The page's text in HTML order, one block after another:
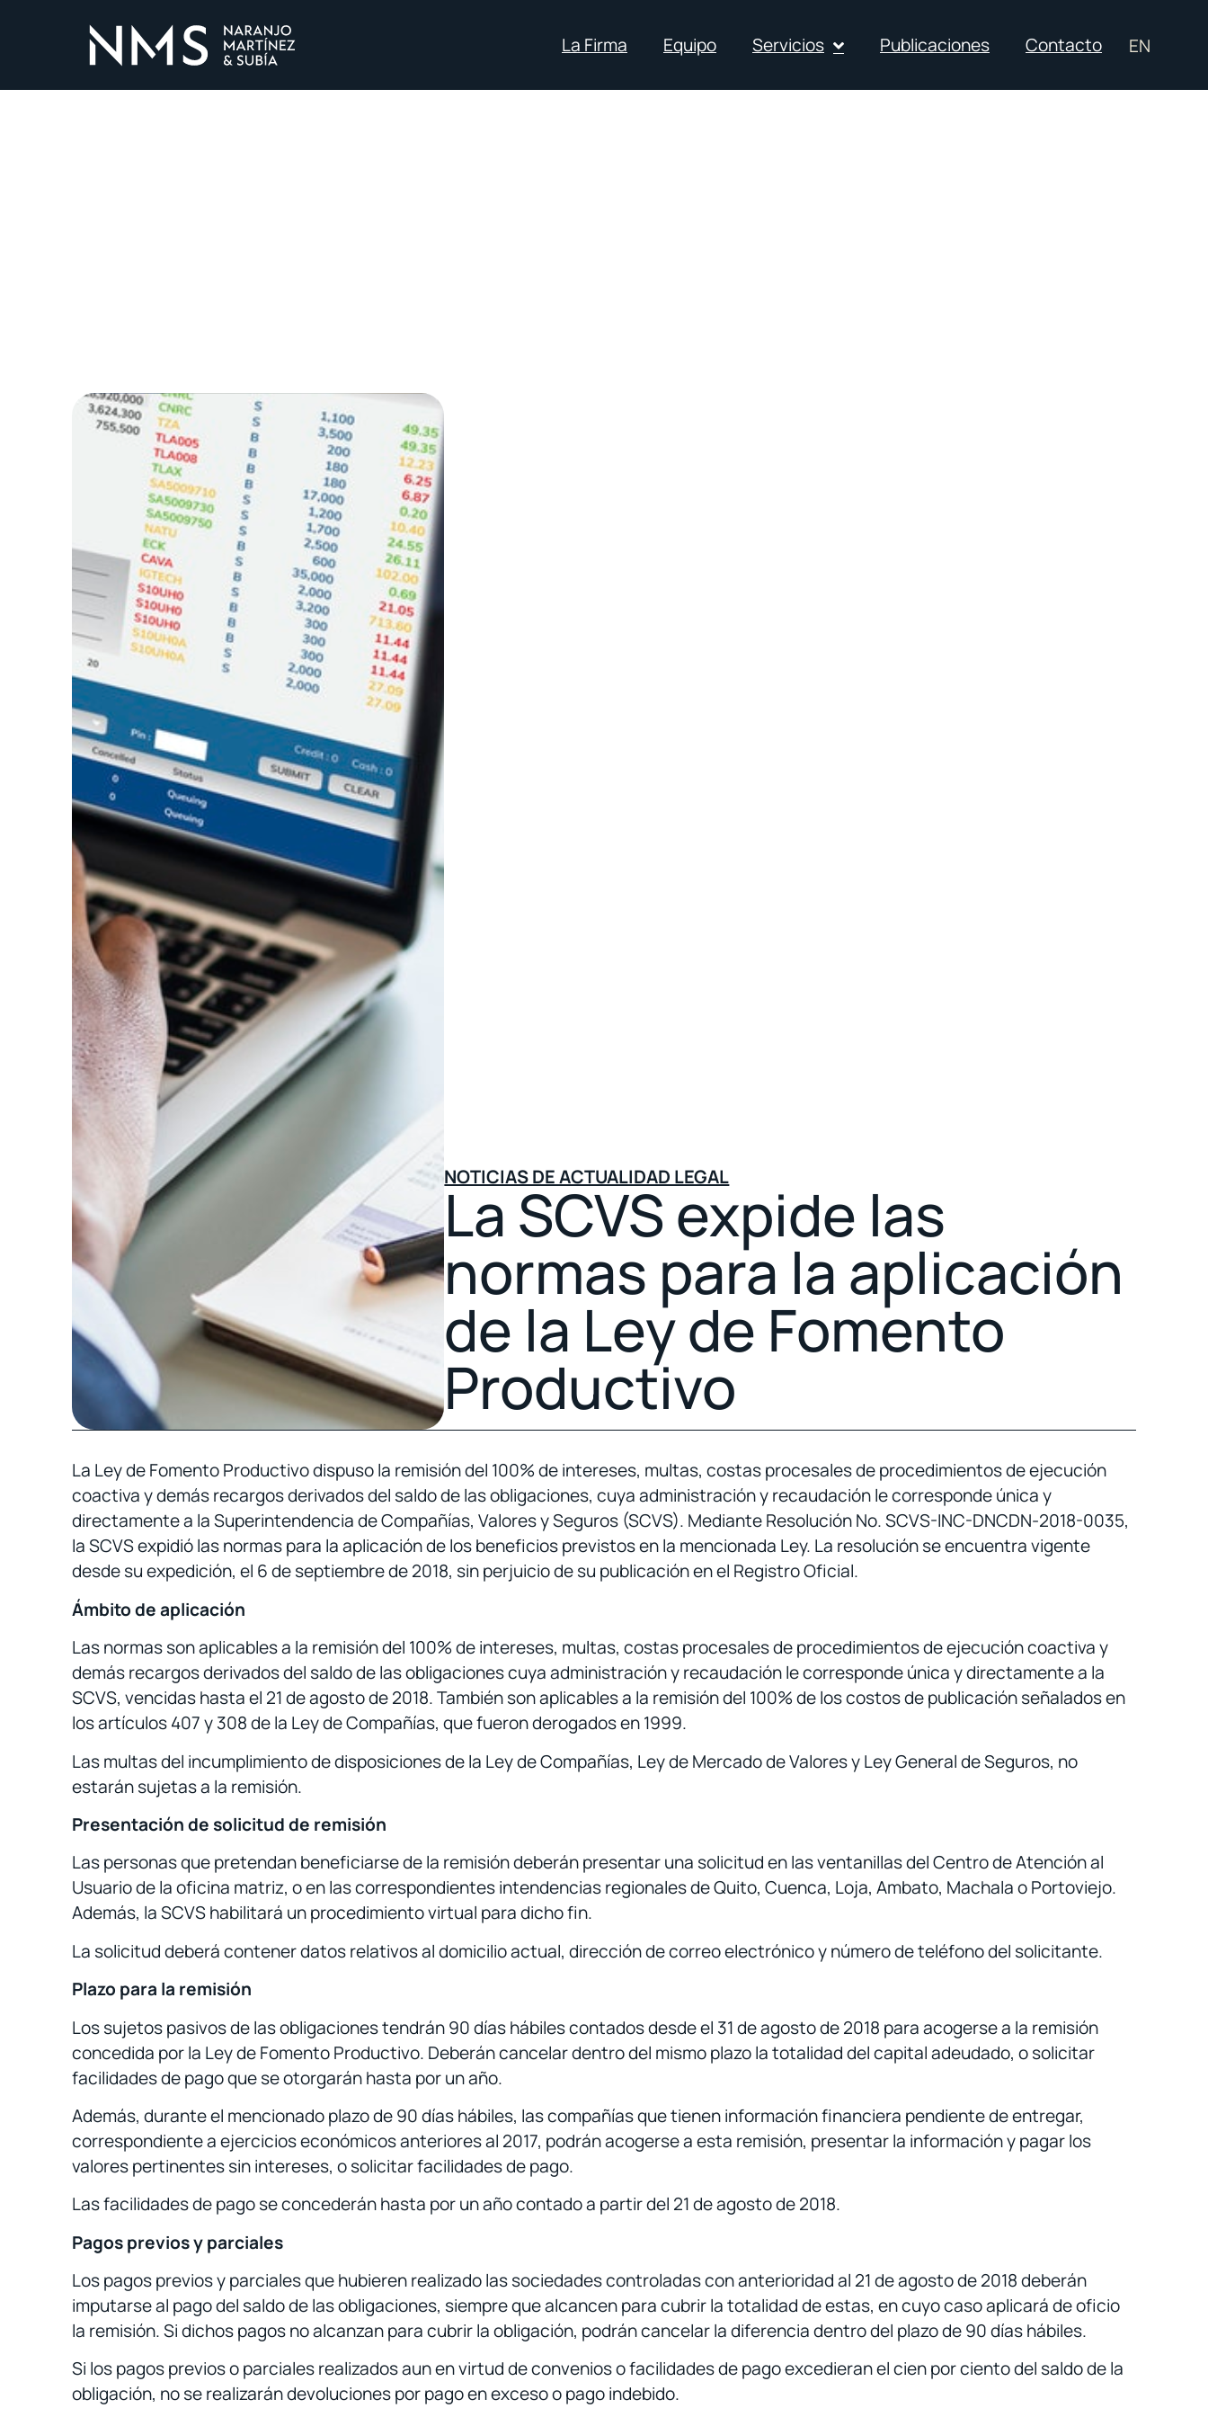
La Firma Equipo Servicios Publicaciones Contacto EN
NOTICIAS DE ACTUALIDAD LEGAL
La SCVS expide las
normas para la aplicación
de la Ley de Fomento
Productivo
La Ley de Fomento Productivo dispuso la remisión del 100% de intereses, multas, costas procesales de procedimientos de ejecución
coactiva y demás recargos derivados del saldo de las obligaciones, cuya administración y recaudación le corresponde única y
directamente a la Superintendencia de Compañías, Valores y Seguros (SCVS). Mediante Resolución No. SCVS-INC-DNCDN-2018-0035,
la SCVS expidió las normas para la aplicación de los beneficios previstos en la mencionada Ley. La resolución se encuentra vigente
desde su expedición, el 6 de septiembre de 2018, sin perjuicio de su publicación en el Registro Oficial.
Ámbito de aplicación
Las normas son aplicables a la remisión del 100% de intereses, multas, costas procesales de procedimientos de ejecución coactiva y
demás recargos derivados del saldo de las obligaciones cuya administración y recaudación le corresponde única y directamente a la
SCVS, vencidas hasta el 21 de agosto de 2018. También son aplicables a la remisión del 100% de los costos de publicación señalados en
los artículos 407 y 308 de la Ley de Compañías, que fueron derogados en 1999.
Las multas del incumplimiento de disposiciones de la Ley de Compañías, Ley de Mercado de Valores y Ley General de Seguros, no
estarán sujetas a la remisión.
Presentación de solicitud de remisión
Las personas que pretendan beneficiarse de la remisión deberán presentar una solicitud en las ventanillas del Centro de Atención al
Usuario de la oficina matriz, o en las correspondientes intendencias regionales de Quito, Cuenca, Loja, Ambato, Machala o Portoviejo.
Además, la SCVS habilitará un procedimiento virtual para dicho fin.
La solicitud deberá contener datos relativos al domicilio actual, dirección de correo electrónico y número de teléfono del solicitante.
Plazo para la remisión
Los sujetos pasivos de las obligaciones tendrán 90 días hábiles contados desde el 31 de agosto de 2018 para acogerse a la remisión
concedida por la Ley de Fomento Productivo. Deberán cancelar dentro del mismo plazo la totalidad del capital adeudado, o solicitar
facilidades de pago que se otorgarán hasta por un año.
Además, durante el mencionado plazo de 90 días hábiles, las compañías que tienen información financiera pendiente de entregar,
correspondiente a ejercicios económicos anteriores al 2017, podrán acogerse a esta remisión, presentar la información y pagar los
valores pertinentes sin intereses, o solicitar facilidades de pago.
Las facilidades de pago se concederán hasta por un año contado a partir del 21 de agosto de 2018.
Pagos previos y parciales
Los pagos previos y parciales que hubieren realizado las sociedades controladas con anterioridad al 21 de agosto de 2018 deberán
imputarse al pago del saldo de las obligaciones, siempre que alcancen para cubrir la totalidad de estas, en cuyo caso aplicará de oficio
la remisión. Si dichos pagos no alcanzan para cubrir la obligación, podrán cancelar la diferencia dentro del plazo de 90 días hábiles.
Si los pagos previos o parciales realizados aun en virtud de convenios o facilidades de pago excedieran el cien por ciento del saldo de la
obligación, no se realizarán devoluciones por pago en exceso o pago indebido.